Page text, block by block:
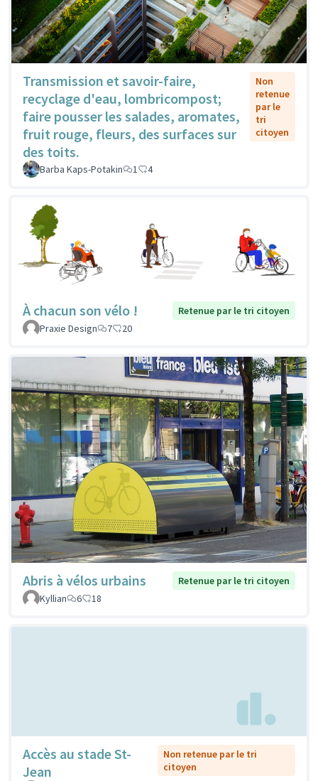
Transmission et savoir-faire,
recyclage d'eau, lombricompost;
faire pousser les salades, aromates,
fruit rouge, fleurs, des surfaces sur
des toits.
Non
retenue
par le
tri
citoyen
Barba Kaps-Potakin 1 4
À chacun son vélo !
Retenue par le tri citoyen
Praxie Design
7 20
Abris à vélos urbains
Retenue par le tri citoyen
Kyllian
6 18
Accès au stade St-
Jean
Non retenue par le tri
citoyen